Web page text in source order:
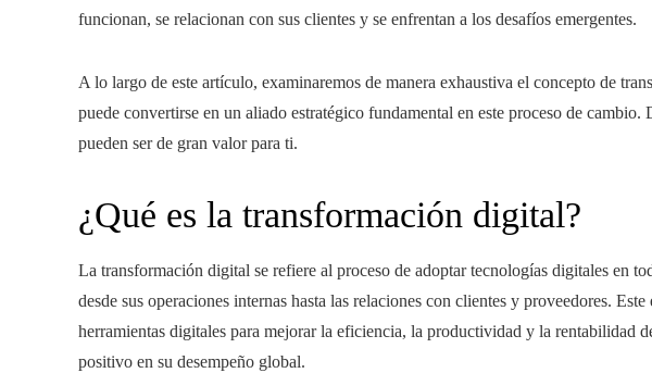
funcionan, se relacionan con sus clientes y se enfrentan a los desafíos emergentes.
A lo largo de este artículo, examinaremos de manera exhaustiva el concepto de
puede convertirse en un aliado estratégico fundamental en este proceso de
pueden ser de gran valor para ti.
¿Qué es la transformación digital?
La transformación digital se refiere al proceso de adoptar tecnologías digitales en
desde sus operaciones internas hasta las relaciones con clientes y proveedores.
herramientas digitales para mejorar la eficiencia, la productividad y la rentabilidad
positivo en su desempeño global.